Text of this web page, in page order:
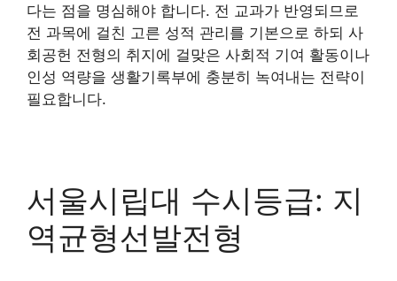
다는 점을 명심해야 합니다. 전 교과가 반영되므로
전 과목에 걸친 고른 성적 관리를 기본으로 하되 사
회공헌 전형의 취지에 걸맞은 사회적 기여 활동이나
인성 역량을 생활기록부에 충분히 녹여내는 전략이
필요합니다.
서울시립대 수시등급: 지
역균형선발전형